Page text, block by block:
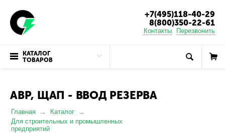
+7(495)118-40-29
8(800)350-22-61
Контакты Перезвонить
КАТАЛОГ
ТОВАРОВ
АВР, ЩАП - ВВОД РЕЗЕРВА
Главная
Каталог
Для строительных и промышленных
предприятий